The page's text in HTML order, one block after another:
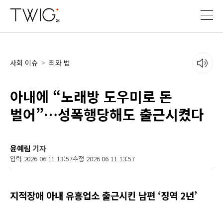
사회 이슈 > 죄와 법
아내에 “노래방 도우미로 돈
벌어”…성폭행당해도 출근시켰다
윤예림 기자
입력 2026 06 11 13:57수정 2026 06 11 13:57
지적장애 아내 유흥업소 출근시킨 남편 ‘징역 2년’